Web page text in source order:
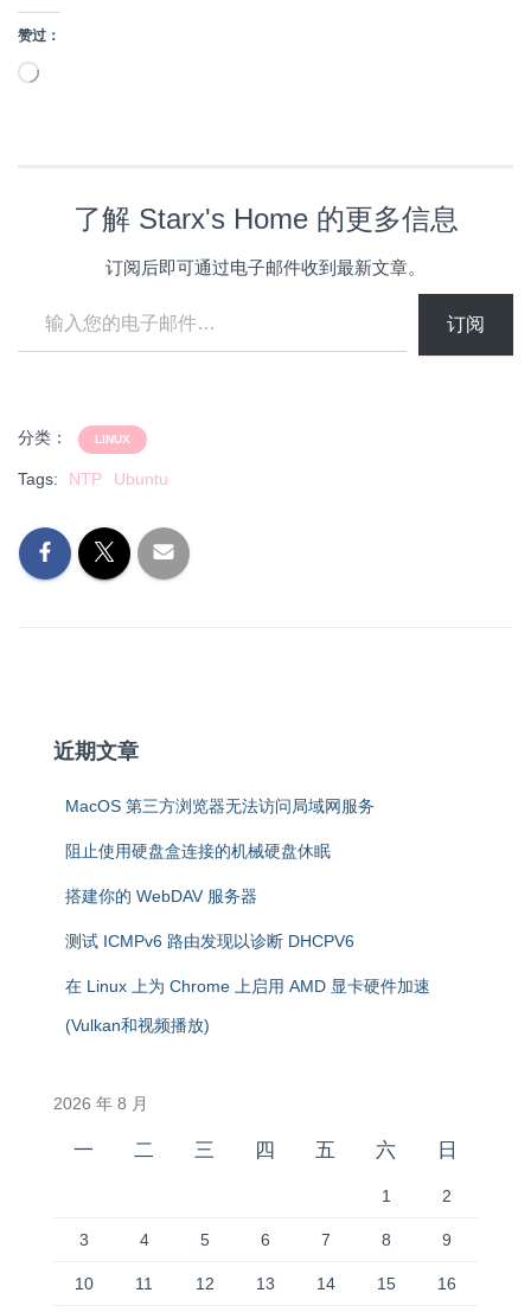
赞过：
正
了解 Starx's Home 的更多信息
订阅后即可通过电子邮件收到最新文章。
订阅
分类： LINUX
Tags: NTP Ubuntu
近期文章
MacOS 第三方浏览器无法访问局域网服务
阻止使用硬盘盒连接的机械硬盘休眠
搭建你的 WebDAV 服务器
测试 ICMPv6 路由发现以诊断 DHCPV6
在 Linux 上为 Chrome 上启用 AMD 显卡硬件加速
(Vulkan和视频播放)
2026 年 8 月
一 二 三 四 五 六 日
1 2
3 4 5 6 7 8 9
10 11 12 13 14 15 16